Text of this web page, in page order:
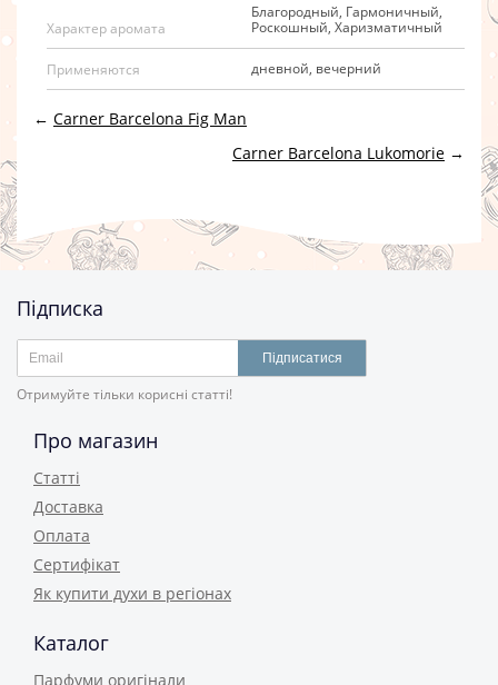
Характер аромата
Благородный, Гармоничный,
Роскошный, Харизматичный
Применяются дневной, вечерний
← Carner Barcelona Fig Man
Carner Barcelona Lukomorie →
Підписка
Підписатися
Отримуйте тільки корисні статті!
Про магазин
Статті
Доставка
Оплата
Сертифікат
Як купити духи в регіонах
Каталог
Парфуми оригінали